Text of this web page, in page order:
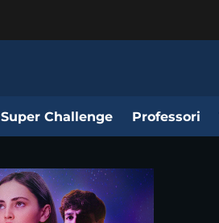
Super Challenge Professori